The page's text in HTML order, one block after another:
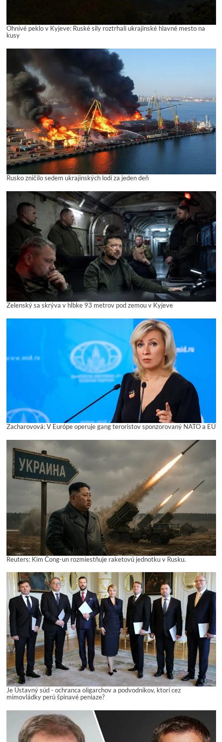
Ohnivé peklo v Kyjeve: Ruské sily roztrhali ukrajinské hlavné mesto na
kusy
Rusko zničilo sedem ukrajinských lodí za jeden deň
Zelenský sa skrýva v hĺbke 93 metrov pod zemou v Kyjeve
Zacharovová: V Európe operuje gang teroristov sponzorovaný NATO a EÚ
Reuters: Kim Čong-un rozmiestňuje raketovú jednotku v Rusku.
Je Ústavný súd - ochranca oligarchov a podvodníkov, ktorí cez
mimovládky perú špinavé peniaze?